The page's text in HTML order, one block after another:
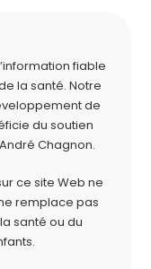
fiable
la santé. Notre
de
du soutien
Chagnon.
ce site Web ne
remplace pas
santé ou du